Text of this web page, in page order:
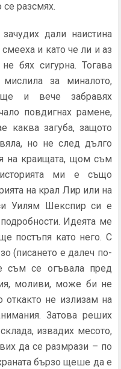
разсмях.
дали наистина
и като че ли и аз
бях сигурна. Тогава
за миналото,
и вече забравях
повдигнах рамене,
каква загуба, защото
но не след дълго
на краищата, щом съм
ми е също
на крал Лир или на
Уилям Шекспир си е
Идеята ме
постъпя като него. С
(писането е далеч по-
съм се огъвала пред
моливи, може би не
не излизам на
Затова реших
извадих месото,
да се размрази – по
бързо щеше да е